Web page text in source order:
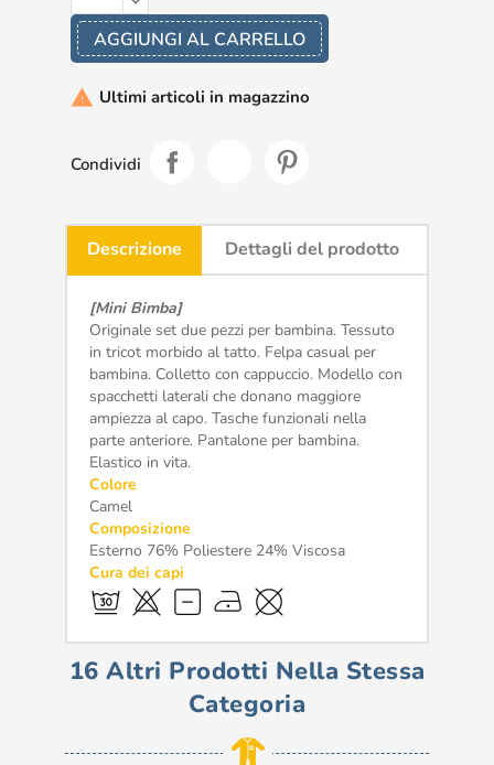
AGGIUNGI AL CARRELLO
 Ultimi articoli in magazzino
Condividi
Descrizione Dettagli del prodotto
[Mini Bimba]
Originale set due pezzi per bambina. Tessuto
in tricot morbido al tatto. Felpa casual per
bambina. Colletto con cappuccio. Modello con
spacchetti laterali che donano maggiore
ampiezza al capo. Tasche funzionali nella
parte anteriore. Pantalone per bambina.
Elastico in vita.
Colore
Camel
Composizione
Esterno 76% Poliestere 24% Viscosa
Cura dei capi
16 Altri Prodotti Nella Stessa
Categoria